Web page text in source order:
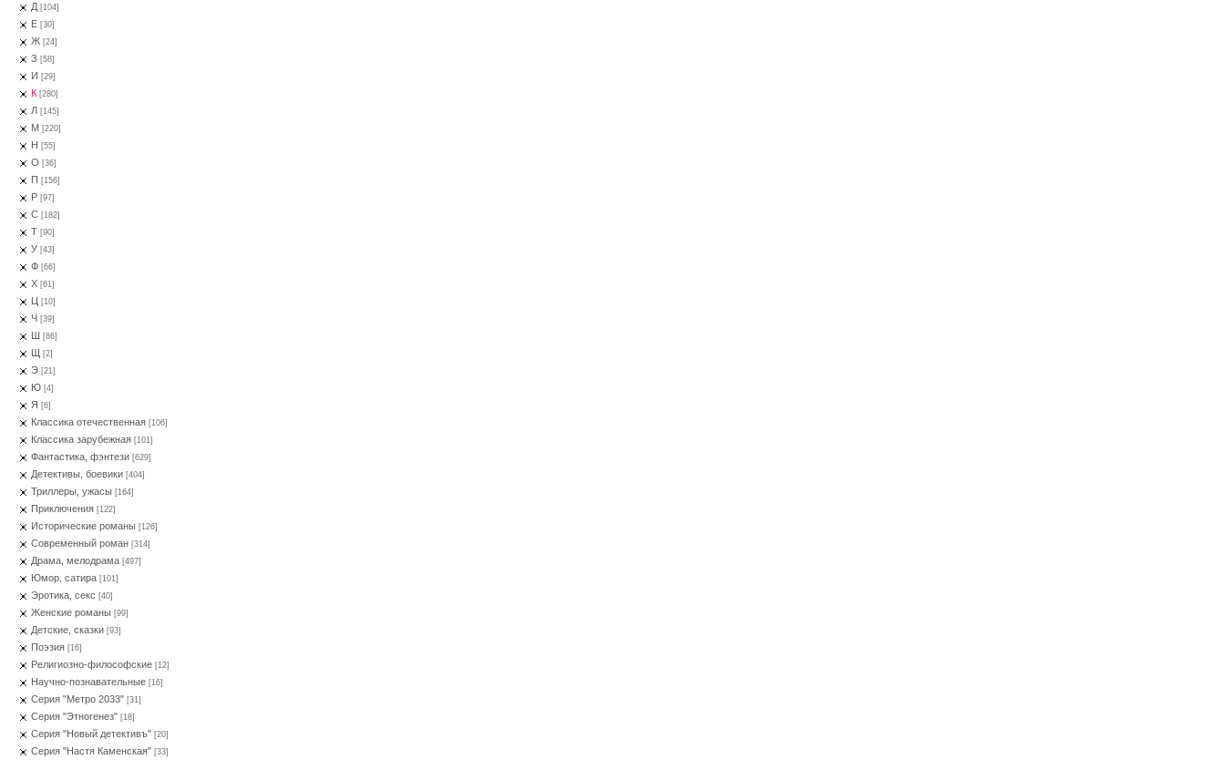
Д [104]
Е [30]
Ж [24]
З [58]
И [29]
К [280]
Л [145]
М [220]
Н [55]
О [36]
П [156]
Р [97]
С [182]
Т [90]
У [43]
Ф [66]
Х [61]
Ц [10]
Ч [39]
Ш [86]
Щ [2]
Э [21]
Ю [4]
Я [6]
Классика отечественная [106]
Классика зарубежная [101]
Фантастика, фэнтези [629]
Детективы, боевики [404]
Триллеры, ужасы [164]
Приключения [122]
Исторические романы [126]
Современный роман [314]
Драма, мелодрама [497]
Юмор, сатира [101]
Эротика, секс [40]
Женские романы [99]
Детские, сказки [93]
Поэзия [16]
Религиозно-философские [12]
Научно-познавательные [16]
Серия "Метро 2033" [31]
Серия "Этногенез" [18]
Серия "Новый детективъ" [20]
Серия "Настя Каменская" [33]